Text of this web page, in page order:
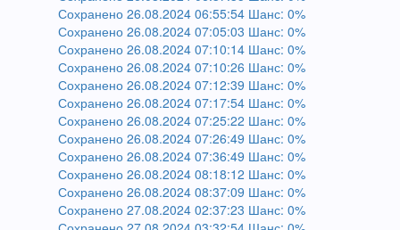
Сохранено 26.08.2024 06:55:54 Шанс: 0%
Сохранено 26.08.2024 07:05:03 Шанс: 0%
Сохранено 26.08.2024 07:10:14 Шанс: 0%
Сохранено 26.08.2024 07:10:26 Шанс: 0%
Сохранено 26.08.2024 07:12:39 Шанс: 0%
Сохранено 26.08.2024 07:17:54 Шанс: 0%
Сохранено 26.08.2024 07:25:22 Шанс: 0%
Сохранено 26.08.2024 07:26:49 Шанс: 0%
Сохранено 26.08.2024 07:36:49 Шанс: 0%
Сохранено 26.08.2024 08:18:12 Шанс: 0%
Сохранено 26.08.2024 08:37:09 Шанс: 0%
Сохранено 27.08.2024 02:37:23 Шанс: 0%